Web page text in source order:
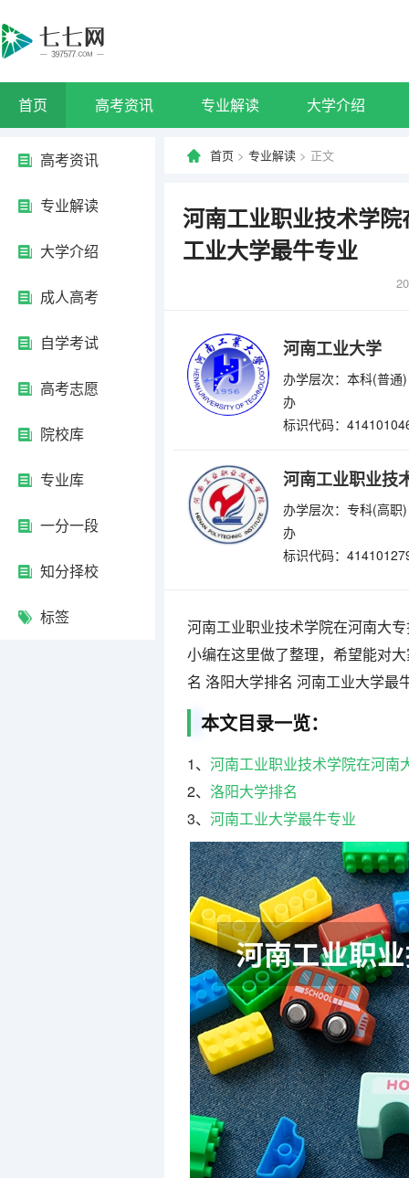
首页 高考资讯 专业解读 大学介绍
高考资讯
专业解读
大学介绍
成人高考
自学考试
高考志愿
院校库
专业库
一分一段
知分择校
标签
首页 > 专业解读 > 正文
河南工业职业技术学
工业大学最牛专业
河南工业大学
办学层次：本科(普通)
办
标识代码：
河南工业职业技
办学层次：专科(高职)
办
标识代码：
河南工业职业技术学院在河南大
小编在这里做了整理，希望能对
名 洛阳大学排名 河南工业大学最
本文目录一览：
1、 河南工业职业技术学院在河南
2、 洛阳大学排名
3、 河南工业大学最牛专业